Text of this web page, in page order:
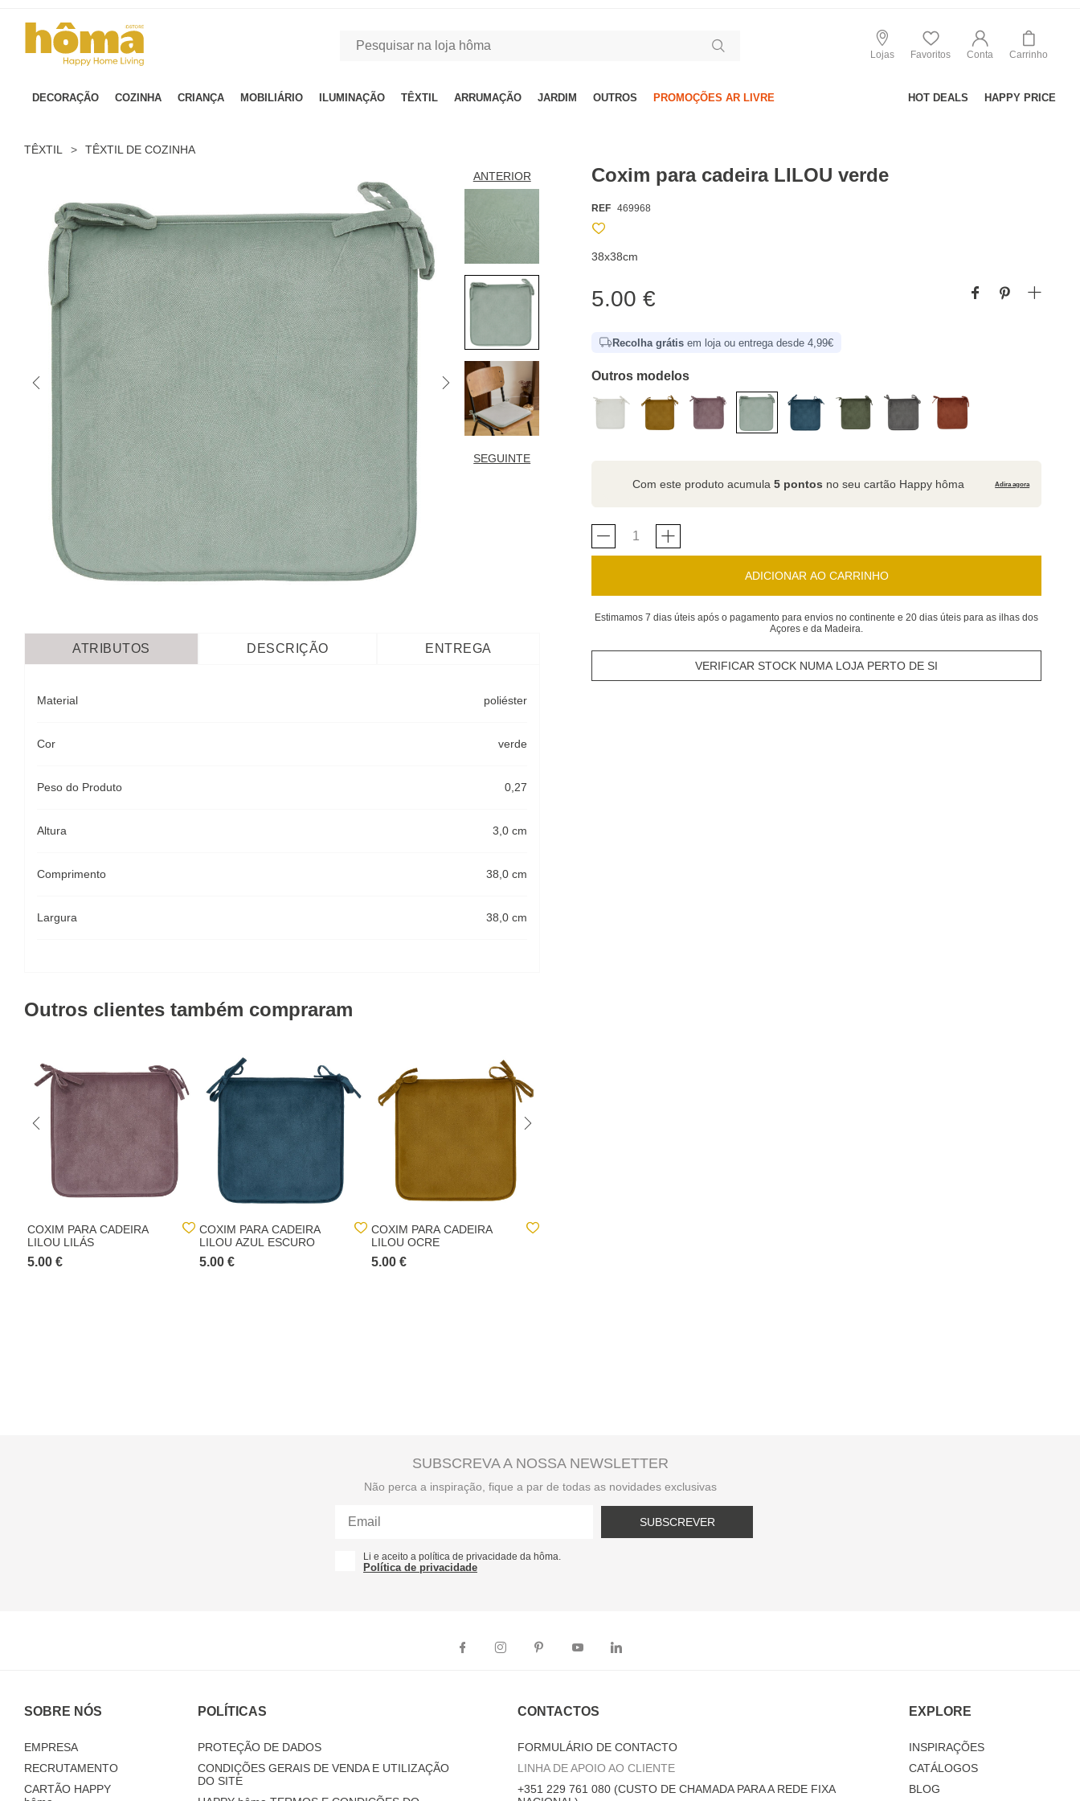
Lojas Favoritos Conta Carrinho
DECORAÇÃO COZINHA CRIANÇA MOBILIÁRIO ILUMINAÇÃO TÊXTIL ARRUMAÇÃO JARDIM OUTROS PROMOÇÕES AR LIVRE HOT DEALS HAPPY PRICE
TÊXTIL > TÊXTIL DE COZINHA
ANTERIOR
SEGUINTE
Coxim para cadeira LILOU verde
REF 469968
38x38cm
5.00 €
Recolha grátis em loja ou entrega desde 4,99€
Outros modelos
Com este produto acumula5 pontos no seu cartão Happy hôma Adira agora
ADICIONAR AO CARRINHO
Estimamos 7 dias úteis após o pagamento para envios no continente e 20 dias úteis para as ilhas dos
Açores e da Madeira.
VERIFICAR STOCK NUMA LOJA PERTO DE SI
ATRIBUTOS DESCRIÇÃO ENTREGA
Material poliéster
Cor verde
Peso do Produto 0,27
Altura 3,0 cm
Comprimento 38,0 cm
Largura 38,0 cm
Outros clientes também compraram
COXIM PARA CADEIRA
LILOU LILÁS
5.00 €
COXIM PARA CADEIRA
LILOU AZUL ESCURO
5.00 €
COXIM PARA CADEIRA
LILOU OCRE
5.00 €
SUBSCREVA A NOSSA NEWSLETTER
Não perca a inspiração, fique a par de todas as novidades exclusivas
SUBSCREVER
Li e aceito a política de privacidade da hôma.
Política de privacidade
SOBRE NÓS
EMPRESA
RECRUTAMENTO
CARTÃO HAPPY
POLÍTICAS
PROTEÇÃO DE DADOS
CONDIÇÕES GERAIS DE VENDA E UTILIZAÇÃO
DO SITE
CONTACTOS
FORMULÁRIO DE CONTACTO
LINHA DE APOIO AO CLIENTE
+351 229 761 080 (CUSTO DE CHAMADA PARA A REDE FIXA
EXPLORE
INSPIRAÇÕES
CATÁLOGOS
BLOG